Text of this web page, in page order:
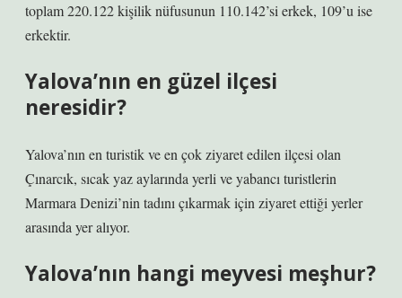
toplam 220.122 kişilik nüfusunun 110.142’si erkek, 109’u ise
erkektir.
Yalova’nın en güzel ilçesi
neresidir?
Yalova’nın en turistik ve en çok ziyaret edilen ilçesi olan
Çınarcık, sıcak yaz aylarında yerli ve yabancı turistlerin
Marmara Denizi’nin tadını çıkarmak için ziyaret ettiği yerler
arasında yer alıyor.
Yalova’nın hangi meyvesi meşhur?